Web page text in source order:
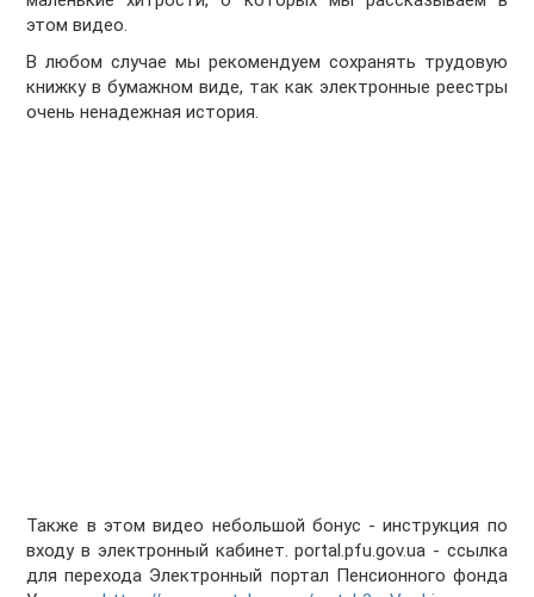
этом видео.
В любом случае мы рекомендуем сохранять трудовую
книжку в бумажном виде, так как электронные реестры
очень ненадежная история.
Также в этом видео небольшой бонус - инструкция по
входу в электронный кабинет. portal.pfu.gov.ua - ссылка
для перехода Электронный портал Пенсионного фонда